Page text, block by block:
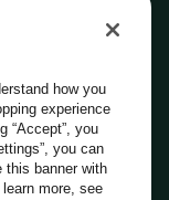
how you
experience
“Accept”, you
you can
this banner with
more, see